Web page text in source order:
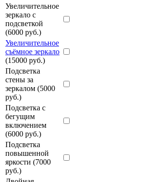
Увеличительное
зеркало с
подсветкой
(6000 руб.)
Увеличительное
съёмное зеркало
(15000 руб.)
Подсветка
стены за
зеркалом (5000
руб.)
Подсветка с
бегущим
включением
(6000 руб.)
Подсветка
повышенной
яркости (7000
руб.)